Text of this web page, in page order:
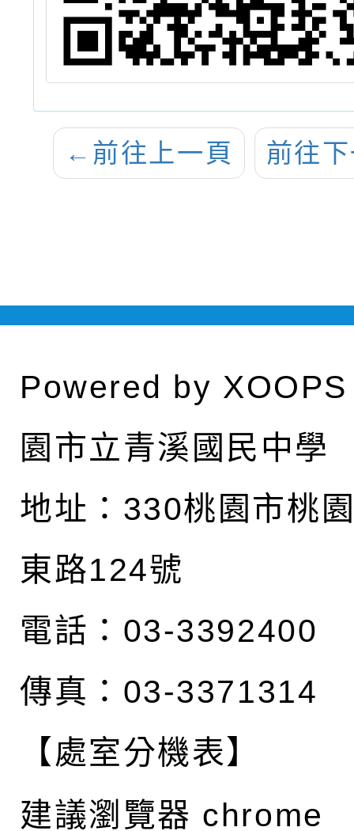
← 前往上一頁 前往
Powered by XOOPS
園市立青溪國民中學
地址： 330桃園市桃
東路124號
電話：03-3392400
傳真：03-3371314
【處室分機表】
建議瀏覽器 chrome